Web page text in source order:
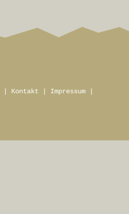
Kontakt Impressum